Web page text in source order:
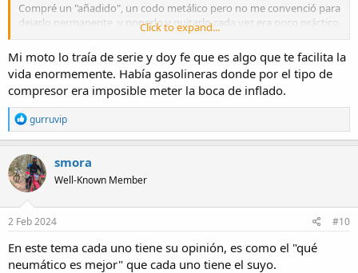
Compré un "añadido", un codo metálico pero no me convenció para
dejarlo permanente, y ponerlo y quitarlo cada vez era poco práctico.
Con el cambio de neumáticos pedí que me cambiasen la válvula a
una válvula lateral y ahora llego, arranco la moto y mientras coge
un poco de temperatura mido presión y lleno si hace falta.
Lo recomiendo y no es una inversión tremenda, creo que me
cobraron 5€ cada válvula.
Click to expand...
Mi moto lo traía de serie y doy fe que es algo que te facilita la
vida enormemente. Había gasolineras donde por el tipo de
compresor era imposible meter la boca de inflado.
R
e
a
c
t
i
o
n
s
gurruvip
smora
Well-Known Member
2 Feb 2024 #10
En este tema cada uno tiene su opinión, es como el "qué
neumático es mejor" que cada uno tiene el suyo.